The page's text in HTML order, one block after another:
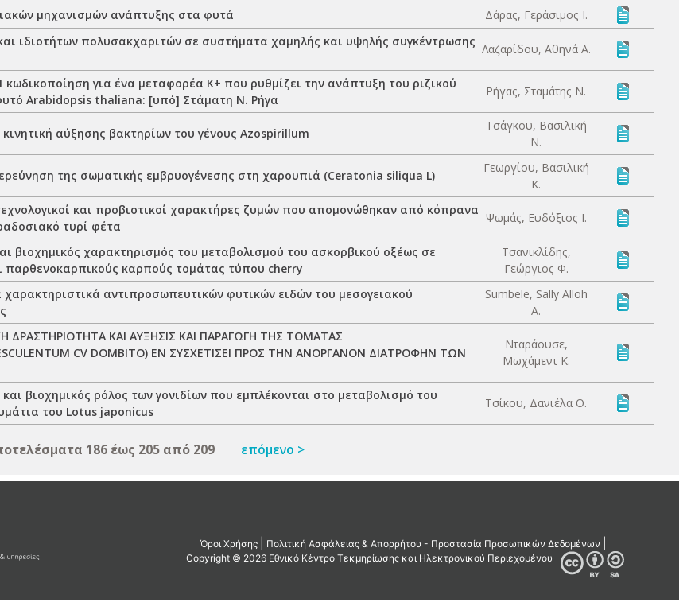
μηχανισμών ανάπτυξης στα φυτά Δάρας, Γεράσιμος Ι.
ιδιοτήτων πολυσακχαριτών σε συστήματα χαμηλής και υψηλής συγκέντρωσης
Λαζαρίδου, Αθηνά Α.
κωδικοποίηση για ένα μεταφορέα Κ+ που ρυθμίζει την ανάπτυξη του ριζικού
Arabidopsis thaliana: [υπό] Στάματη Ν. Ρήγα
Ρήγας, Σταμάτης Ν.
αύξησης βακτηρίων του γένους Azospirillum
Τσάγκου, Βασιλική
Ν.
της σωματικής εμβρυογένεσης στη χαρουπιά (Ceratonia siliqua L)
Γεωργίου, Βασιλική
Κ.
και προβιοτικοί χαρακτήρες ζυμών που απομονώθηκαν από κόπρανα
τυρί φέτα
Ψωμάς, Ευδόξιος Ι.
βιοχημικός χαρακτηρισμός του μεταβολισμού του ασκορβικού οξέως σε
παρθενοκαρπικούς καρπούς τομάτας τύπου cherry
Τσανικλίδης,
Γεώργιος Φ.
αντιπροσωπευτικών φυτικών ειδών του μεσογειακού
Sumbele, Sally Alloh
A.
ΔΡΑΣΤΗΡΙΟΤΗΤΑ ΚΑΙ ΑΥΞΗΣΙΣ ΚΑΙ ΠΑΡΑΓΩΓΗ ΤΗΣ ΤΟΜΑΤΑΣ
CV DOMBITO) ΕΝ ΣΥΣΧΕΤΙΣΕΙ ΠΡΟΣ ΤΗΝ ΑΝΟΡΓΑΝΟΝ ΔΙΑΤΡΟΦΗΝ ΤΩΝ
Νταράουσε,
Μωχάμεντ Κ.
βιοχημικός ρόλος των γονιδίων που εμπλέκονται στο μεταβολισμό του
του Lotus japonicus
Τσίκου, Δανιέλα Ο.
186 έως 205 από 209 επόμενο >